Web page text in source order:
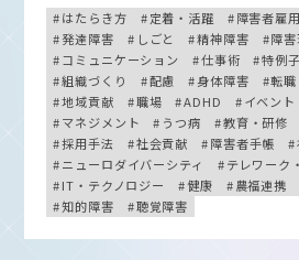
はたらき方 定着・活躍 障害者雇用
発達障害
しごと 精神障害
障
コミュニケーション
仕事術 特例
組織づくり
配慮 身体障害 転
地域貢献
職場 ADHD イベント
マネジメント
うつ病 教育・研修
採用手法
社会貢献 障害者手帳
ニューロダイバーシティ
テレワーク
IT・テクノロジー
健康 農福連携
知的障害
聴覚障害